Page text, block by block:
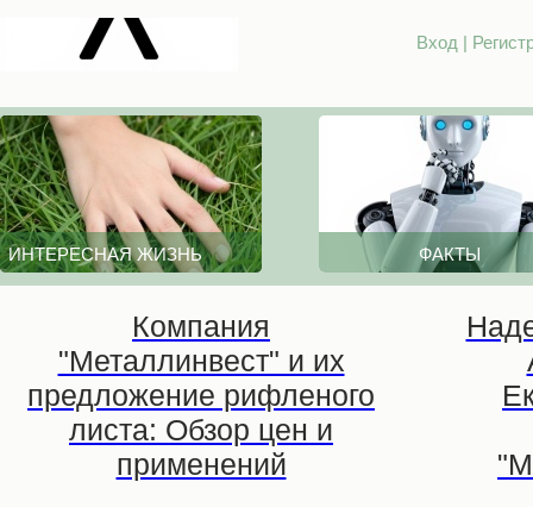
Вход |
ИНТЕРЕСНАЯ ЖИЗНЬ ФАКТЫ
Компания
"Металлинвест" и их
предложение рифленого
листа: Обзор цен и
применений